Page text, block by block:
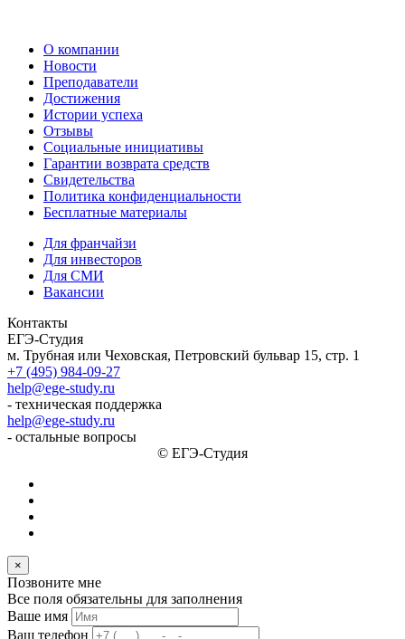
О компании
Новости
Преподаватели
Достижения
Истории успеха
Отзывы
Социальные инициативы
Гарантии возврата средств
Свидетельства
Политика конфиденциальности
Бесплатные материалы
Для франчайзи
Для инвесторов
Для СМИ
Вакансии
Контакты
ЕГЭ-Студия
м. Трубная или Чеховская, Петровский бульвар 15, стр. 1
+7 (495) 984-09-27
help@ege-study.ru
- техническая поддержка
help@ege-study.ru
- остальные вопросы
© ЕГЭ-Студия
×
Позвоните мне
Все поля обязательны для заполнения
Ваше имя
Ваш телефон